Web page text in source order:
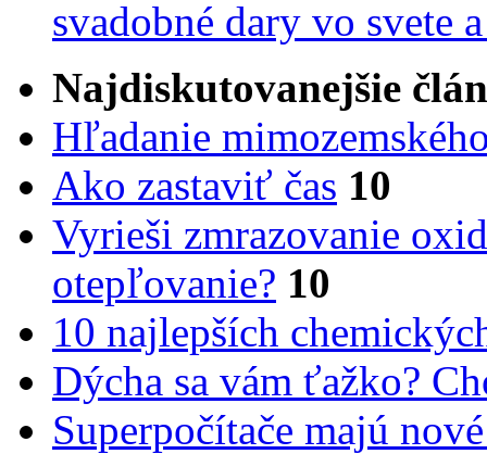
svadobné dary vo svete
Najdiskutovanejšie
Hľadanie
Ako zastaviť čas 10
Vyrieši zmrazovanie
otepľovanie? 10
10 najlepších
Dýcha sa vám ťažko?
Superpočítače majú